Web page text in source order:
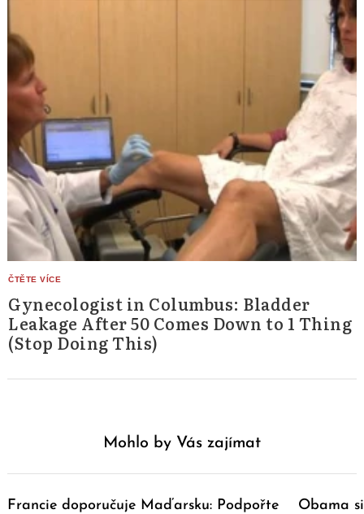
Gynecologist in Columbus: Bladder
Leakage After 50 Comes Down to 1 Thing
(Stop Doing This)
Mohlo by Vás zajímat
Francie doporučuje Maďarsku: Podpořte
Obama